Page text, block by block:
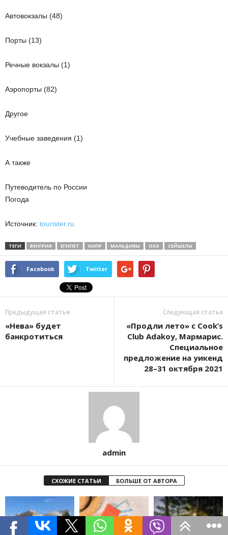
Автовокзалы (48)
Порты (13)
Речные вокзалы (1)
Аэропорты (82)
Другое
Учебные заведения (1)
А также
Путеводитель по России
Погода
Источник: tourister.ru
ТЕГИ ВЕНГРИЯ ЕГИПЕТ КИПР МАЛЬДИВЫ ОАЭ СЕЙШЕЛЫ
Facebook Twitter
Предыдущая статья
«Нева» будет
банкротиться
Следующая статья
«Продли лето» с Cook’s
Club Adakoy, Мармарис.
Специальное
предложение на уикенд
28–31 октября 2021
admin
СХОЖИЕ СТАТЬИ БОЛЬШЕ ОТ АВТОРА